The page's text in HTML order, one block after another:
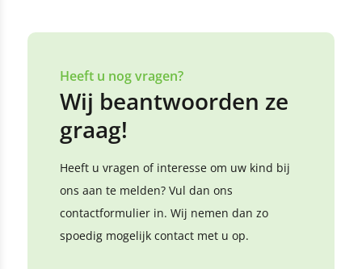
Heeft u nog vragen?
Wij beantwoorden ze
graag!
Heeft u vragen of interesse om uw kind bij
ons aan te melden? Vul dan ons
contactformulier in. Wij nemen dan zo
spoedig mogelijk contact met u op.